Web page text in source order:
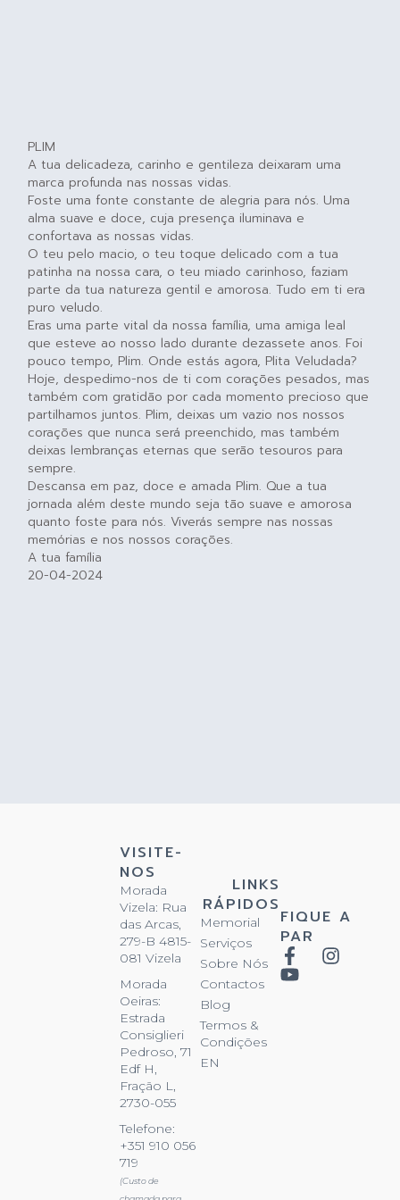
PLIM
A tua delicadeza, carinho e gentileza deixaram uma
marca profunda nas nossas vidas.
Foste uma fonte constante de alegria para nós. Uma
alma suave e doce, cuja presença iluminava e
confortava as nossas vidas.
O teu pelo macio, o teu toque delicado com a tua
patinha na nossa cara, o teu miado carinhoso, faziam
parte da tua natureza gentil e amorosa. Tudo em ti era
puro veludo.
Eras uma parte vital da nossa família, uma amiga leal
que esteve ao nosso lado durante dezassete anos. Foi
pouco tempo, Plim. Onde estás agora, Plita Veludada?
Hoje, despedimo-nos de ti com corações pesados, mas
também com gratidão por cada momento precioso que
partilhamos juntos. Plim, deixas um vazio nos nossos
corações que nunca será preenchido, mas também
deixas lembranças eternas que serão tesouros para
sempre.
Descansa em paz, doce e amada Plim. Que a tua
jornada além deste mundo seja tão suave e amorosa
quanto foste para nós. Viverás sempre nas nossas
memórias e nos nossos corações.
A tua família
20-04-2024
VISITE-
NOS
Morada
Vizela: Rua
das Arcas,
279-B 4815-
081 Vizela
Morada
Oeiras:
Estrada
Consiglieri
Pedroso, 71
Edf H,
Fração L,
2730-055
Telefone:
+351 910 056
719
(Custo de
LINKS
RÁPIDOS
Memorial
Serviços
Sobre Nós
Contactos
Blog
Termos &
Condições
EN
FIQUE A
PAR